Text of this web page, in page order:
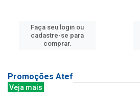
Faça seu login ou
cadastre-se para
comprar.
Promoções Atef
Veja mais